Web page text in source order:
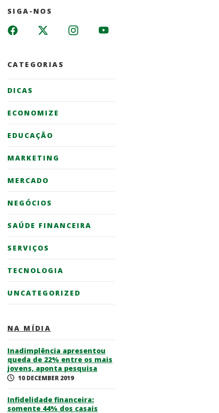
SIGA-NOS
CATEGORIAS
DICAS
ECONOMIZE
EDUCAÇÃO
MARKETING
MERCADO
NEGÓCIOS
SAÚDE FINANCEIRA
SERVIÇOS
TECNOLOGIA
UNCATEGORIZED
NA MÍDIA
Inadimplência apresentou
queda de 22% entre os mais
jovens, aponta pesquisa
10 DECEMBER 2019
Infidelidade financeira:
somente 44% dos casais